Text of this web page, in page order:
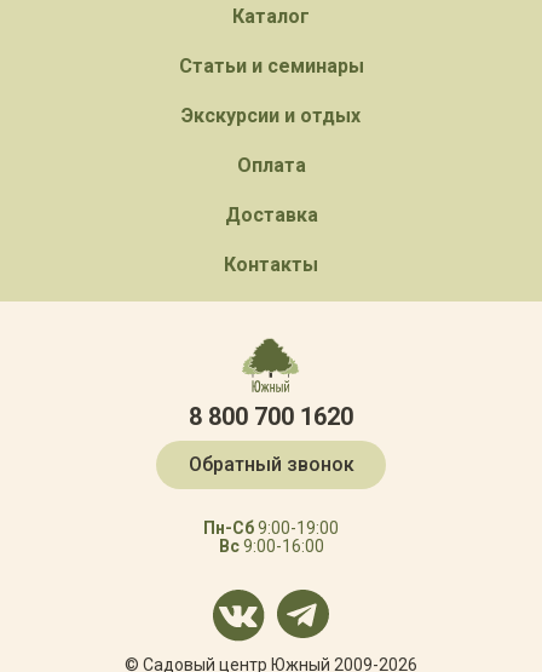
Каталог
Статьи и семинары
Экскурсии и отдых
Оплата
Доставка
Контакты
8 800 700 1620
Обратный звонок
Пн-Сб9:00-19:00
Вс9:00-16:00
© Садовый центр Южный 2009-2026